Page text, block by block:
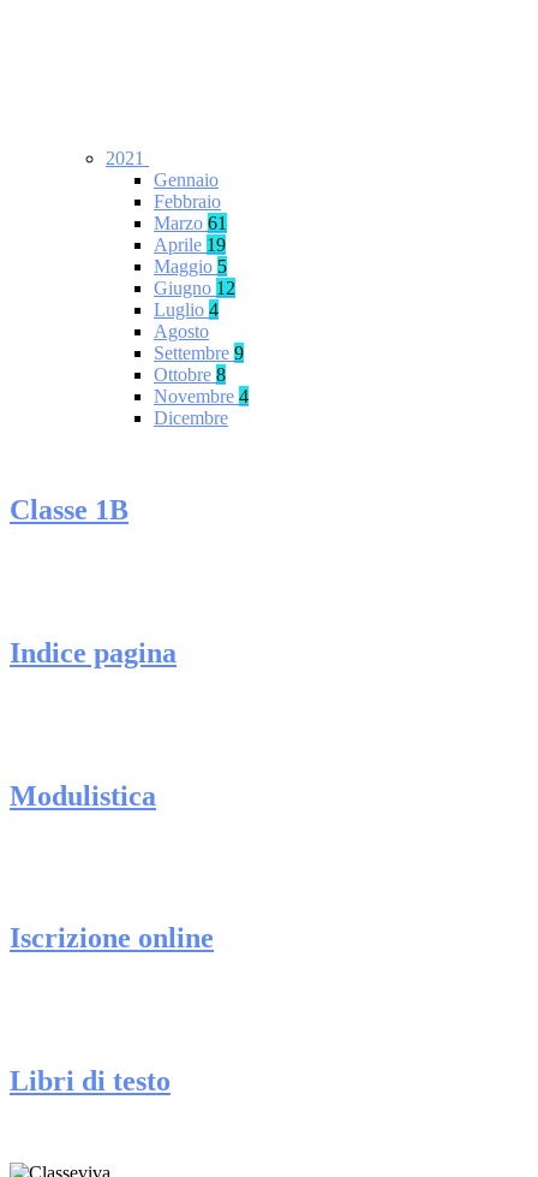
2021
Gennaio
Febbraio
Marzo 61
Aprile 19
Maggio 5
Giugno 12
Luglio 4
Agosto
Settembre 9
Ottobre 8
Novembre 4
Dicembre
Classe 1B
Indice pagina
Modulistica
Iscrizione online
Libri di testo